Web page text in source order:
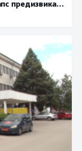
предизвикан